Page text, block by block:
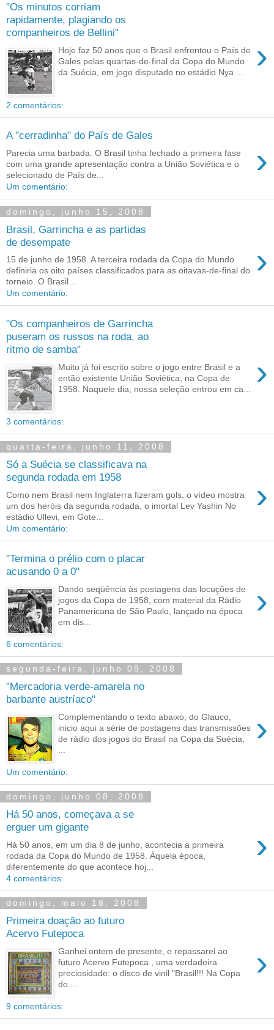
"Os minutos corriam
rapidamente, plagiando os
companheiros de Bellini"
›
Hoje faz 50 anos que o Brasil enfrentou o País de
Gales pelas quartas-de-final da Copa do Mundo
da Suécia, em jogo disputado no estádio Nya ...
2 comentários:
A "cerradinha" do País de Gales
›
Parecia uma barbada. O Brasil tinha fechado a primeira fase
com uma grande apresentação contra a União Soviética e o
selecionado de País de...
Um comentário:
domingo, junho 15, 2008
Brasil, Garrincha e as partidas
de desempate
›
15 de junho de 1958. A terceira rodada da Copa do Mundo
definiria os oito países classificados para as oitavas-de-final do
torneio. O Brasil...
Um comentário:
"Os companheiros de Garrincha
puseram os russos na roda, ao
ritmo de samba"
›
Muito já foi escrito sobre o jogo entre Brasil e a
então existente União Soviética, na Copa de
1958. Naquele dia, nossa seleção entrou em ca...
3 comentários:
quarta-feira, junho 11, 2008
Só a Suécia se classificava na
segunda rodada em 1958
›
Como nem Brasil nem Inglaterra fizeram gols, o vídeo mostra
um dos heróis da segunda rodada, o imortal Lev Yashin No
estádio Ullevi, em Gote...
Um comentário:
"Termina o prélio com o placar
acusando 0 a 0"
›
Dando seqüência às postagens das locuções de
jogos da Copa de 1958, com material da Rádio
Panamericana de São Paulo, lançado na época
em dis...
6 comentários:
segunda-feira, junho 09, 2008
"Mercadoria verde-amarela no
barbante austríaco"
›
Complementando o texto abaixo, do Glauco,
inicio aqui a série de postagens das transmissões
de rádio dos jogos do Brasil na Copa da Suécia,
Um comentário:
domingo, junho 08, 2008
Há 50 anos, começava a se
erguer um gigante
›
Há 50 anos, em um dia 8 de junho, acontecia a primeira
rodada da Copa do Mundo de 1958. Àquela época,
diferentemente do que acontece hoj...
4 comentários:
domingo, maio 18, 2008
Primeira doação ao futuro
Acervo Futepoca
›
Ganhei ontem de presente, e repassarei ao
futuro Acervo Futepoca , uma verdadeira
preciosidade: o disco de vinil "Brasil!!! Na Copa
do ...
9 comentários: